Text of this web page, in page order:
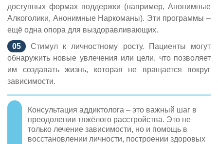
доступных формах поддержки (например, Анонимные
Алкоголики, Анонимные Наркоманы). Эти программы –
ещё одна опора для выздоравливающих.
Стимул к личностному росту. Пациенты могут
обнаружить новые увлечения или цели, что позволяет
им создавать жизнь, которая не вращается вокруг
зависимости.
Консультация аддиктолога – это важный шаг в
преодолении тяжёлого расстройства. Это не
только лечение зависимости, но и помощь в
восстановлении личности, построении здоровых